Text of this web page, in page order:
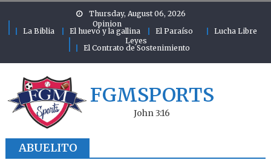
Thursday, August 06, 2026
Opinion
La Biblia
El huevo y la gallina El Paraíso
Lucha Libre
Leyes
El Contrato de Sostenimiento
FGMSPORTS
John 3:16
ABUELITO